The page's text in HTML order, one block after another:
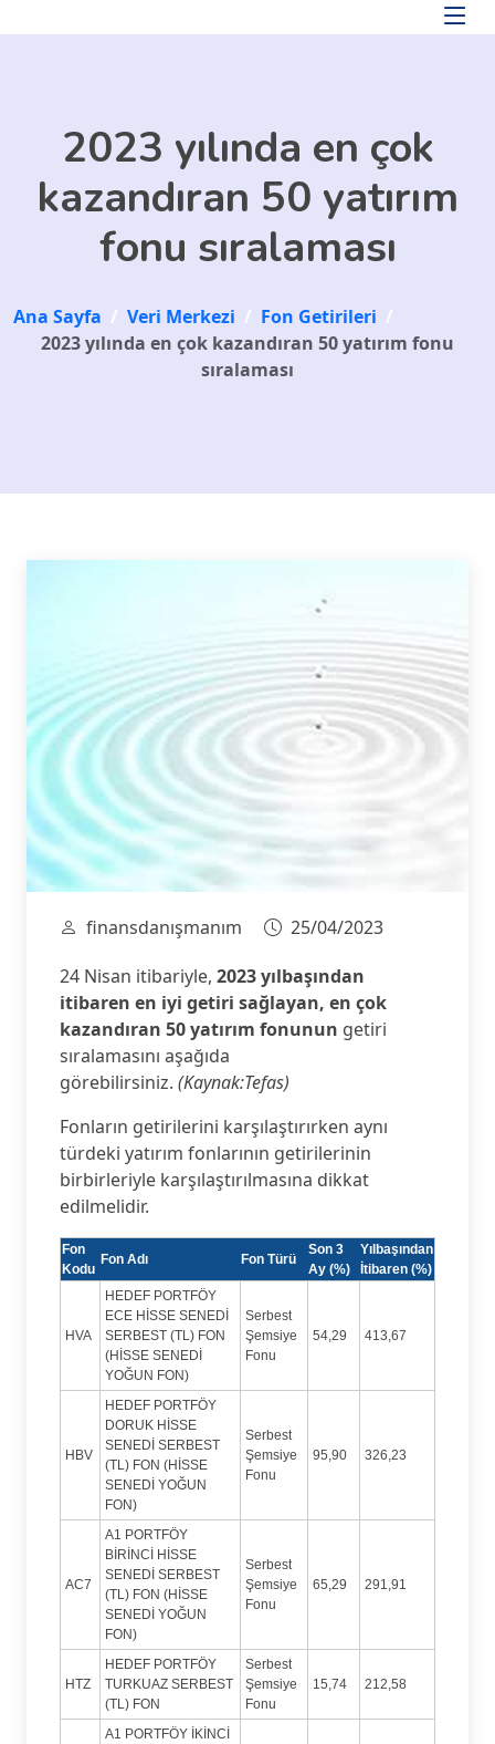
2023 yılında en çok
kazandıran 50 yatırım
fonu sıralaması
Ana Sayfa / Veri Merkezi / Fon Getirileri /
2023 yılında en çok kazandıran 50 yatırım fonu
sıralaması
finansdanışmanım
25/04/2023
24 Nisan itibariyle, 2023 yılbaşından
itibaren en iyi getiri sağlayan, en çok
kazandıran 50 yatırım fonunun getiri
sıralamasını aşağıda
görebilirsiniz. (Kaynak:Tefas)
Fonların getirilerini karşılaştırırken aynı
türdeki yatırım fonlarının getirilerinin
birbirleriyle karşılaştırılmasına dikkat
edilmelidir.
Fon
Kodu
Fon Adı Fon Türü
Son 3
Ay (%)
Yılbaşından
İtibaren (%)
HVA
HEDEF PORTFÖY
ECE HİSSE SENEDİ
SERBEST (TL) FON
(HİSSE SENEDİ
YOĞUN FON)
Serbest
Şemsiye
Fonu
54,29 413,67
HBV
HEDEF PORTFÖY
DORUK HİSSE
SENEDİ SERBEST
(TL) FON (HİSSE
SENEDİ YOĞUN
FON)
Serbest
Şemsiye
Fonu
95,90 326,23
AC7
A1 PORTFÖY
BİRİNCİ HİSSE
SENEDİ SERBEST
(TL) FON (HİSSE
SENEDİ YOĞUN
FON)
Serbest
Şemsiye
Fonu
65,29 291,91
HTZ
HEDEF PORTFÖY
TURKUAZ SERBEST
(TL) FON
Serbest
Şemsiye
Fonu
15,74 212,58
A1 PORTFÖY İKİNCİ